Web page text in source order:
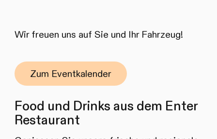
Wir freuen uns auf Sie und Ihr Fahrzeug!
Zum Eventkalender
Food und Drinks aus dem Enter
Restaurant